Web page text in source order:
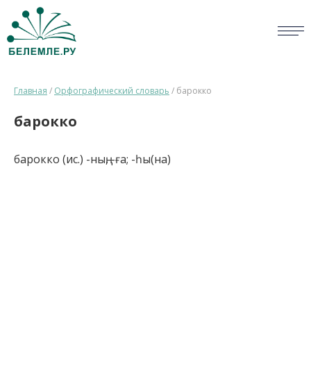
ОПРОС
СПРАВКА
Главная / Орфографический словарь / барокко
барокко
барокко (ис.) -ның, -ға; -һы(на)